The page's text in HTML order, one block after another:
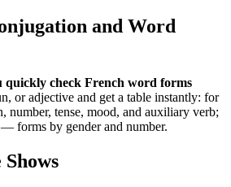
and Word
quickly check French word forms
or adjective and get a table instantly: for
number, tense, mood, and auxiliary verb;
forms by gender and number.